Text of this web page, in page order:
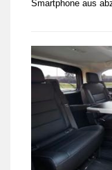
Smartphone aus